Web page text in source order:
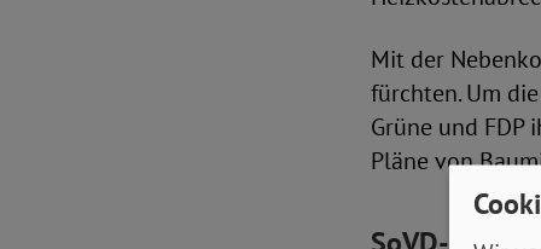
Mit der
fürchten. Um
Grüne und FDP
Pläne von